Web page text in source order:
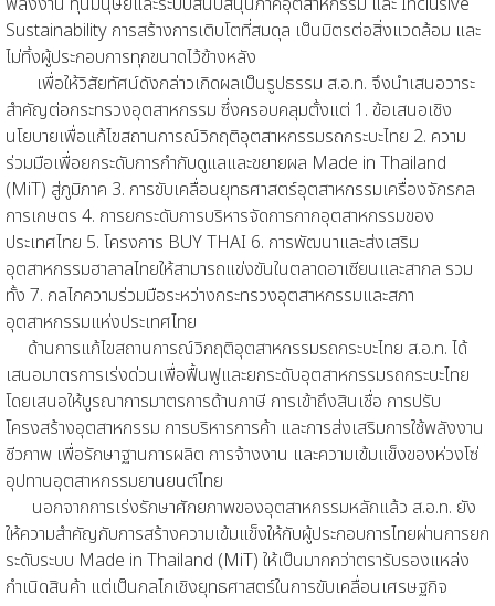
Sustainability การสร้างการเติบโตที่สมดุล เป็นมิตรต่อสิ่งแวดล้อม และ
ไม่ทิ้งผู้ประกอบการทุกขนาดไว้ข้างหลัง
เพื่อให้วิสัยทัศน์ดังกล่าวเกิดผลเป็นรูปธรรม ส.อ.ท. จึงนำเสนอวาระ
สำคัญต่อกระทรวงอุตสาหกรรม ซึ่งครอบคลุมตั้งแต่ 1. ข้อเสนอเชิง
นโยบายเพื่อแก้ไขสถานการณ์วิกฤติอุตสาหกรรมรถกระบะไทย 2. ความ
ร่วมมือเพื่อยกระดับการกำกับดูแลและขยายผล Made in Thailand
(MiT) สู่ภูมิภาค 3. การขับเคลื่อนยุทธศาสตร์อุตสาหกรรมเครื่องจักรกล
การเกษตร 4. การยกระดับการบริหารจัดการกากอุตสาหกรรมของ
ประเทศไทย 5. โครงการ BUY THAI 6. การพัฒนาและส่งเสริม
อุตสาหกรรมฮาลาลไทยให้สามารถแข่งขันในตลาดอาเซียนและสากล รวม
ทั้ง 7. กลไกความร่วมมือระหว่างกระทรวงอุตสาหกรรมและสภา
อุตสาหกรรมแห่งประเทศไทย
ด้านการแก้ไขสถานการณ์วิกฤติอุตสาหกรรมรถกระบะไทย ส.อ.ท. ได้
เสนอมาตรการเร่งด่วนเพื่อฟื้นฟูและยกระดับอุตสาหกรรมรถกระบะไทย
โดยเสนอให้บูรณาการมาตรการด้านภาษี การเข้าถึงสินเชื่อ การปรับ
โครงสร้างอุตสาหกรรม การบริหารการค้า และการส่งเสริมการใช้พลังงาน
ชีวภาพ เพื่อรักษาฐานการผลิต การจ้างงาน และความเข้มแข็งของห่วงโซ่
อุปทานอุตสาหกรรมยานยนต์ไทย
นอกจากการเร่งรักษาศักยภาพของอุตสาหกรรมหลักแล้ว ส.อ.ท. ยัง
ให้ความสำคัญกับการสร้างความเข้มแข็งให้กับผู้ประกอบการไทยผ่านการยก
ระดับระบบ Made in Thailand (MiT) ให้เป็นมากกว่าตรารับรองแหล่ง
กำเนิดสินค้า แต่เป็นกลไกเชิงยุทธศาสตร์ในการขับเคลื่อนเศรษฐกิจ